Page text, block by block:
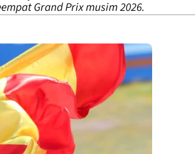
Grand Prix musim 2026.